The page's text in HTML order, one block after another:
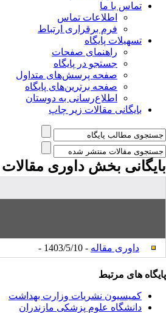
تماس با ما
اطلاعات تماس
فرم برقراری ارتباط
تسهیلات پایگاه
راهنمای صفحات
جستجو در پایگاه
صفحه پرسش‌های متداول
صفحه برترین‌های پایگاه
اطلاع‌رسانی به دوستان
بایگانی مقالات زیر چاپ
بایگانی بخش داوری مقالات
داوری مقاله - 1403/5/10 -
پایگاه های مرتبط
کمیسیون نشریات وزارت بهداشت
دانشگاه علوم پزشکی مازندران